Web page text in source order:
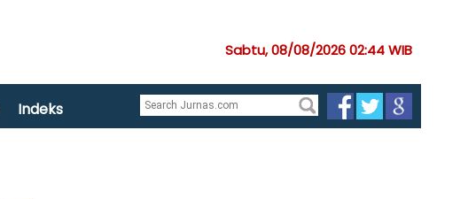
Sabtu, 08/08/2026 02:44 WIB
Indeks